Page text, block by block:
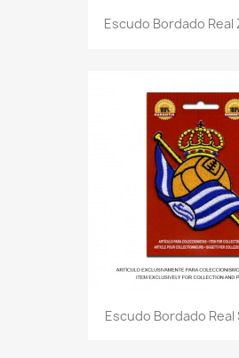
Escudo Bordado Real
Escudo Bordado Real